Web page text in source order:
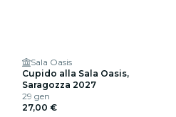
Sala Oasis
Cupido alla Sala Oasis,
Saragozza 2027
29 gen
27,00 €